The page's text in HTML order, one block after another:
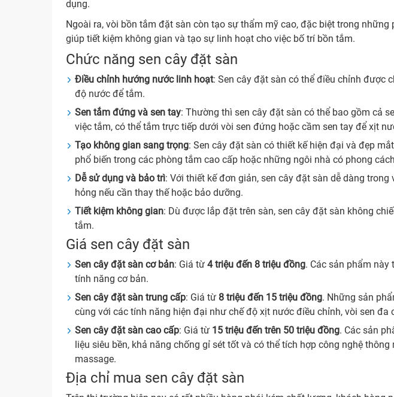
dụng.
Ngoài ra, vòi bồn tắm đặt sàn còn tạo sự thẩm mỹ cao, đặc biệt trong
giúp tiết kiệm không gian và tạo sự linh hoạt cho việc bố trí bồn tắm.
Chức năng sen cây đặt sàn
Điều chỉnh hướng nước linh hoạt: Sen cây đặt sàn có thể điều chỉnh được
độ nước để tắm.
Sen tắm đứng và sen tay: Thường thì sen cây đặt sàn có thể bao gồm cả
việc tắm, có thể tắm trực tiếp dưới vòi sen đứng hoặc cầm sen tay để xịt
Tạo không gian sang trọng: Sen cây đặt sàn có thiết kế hiện đại và đẹp
phổ biến trong các phòng tắm cao cấp hoặc những ngôi nhà có phong
Dễ sử dụng và bảo trì: Với thiết kế đơn giản, sen cây đặt sàn dễ dàng
hỏng nếu cần thay thế hoặc bảo dưỡng.
Tiết kiệm không gian: Dù được lắp đặt trên sàn, sen cây đặt sàn không
tắm.
Giá sen cây đặt sàn
Sen cây đặt sàn cơ bản: Giá từ4 triệu đến 8 triệu đồng. Các sản phẩm
tính năng cơ bản.
Sen cây đặt sàn trung cấp: Giá từ 8 triệu đến 15 triệu đồng. Những sản
cùng với các tính năng hiện đại như chế độ xịt nước điều chỉnh, vòi sen đa
Sen cây đặt sàn cao cấp: Giá từ 15 triệu đến trên 50 triệu đồng. Các sản
liệu siêu bền, khả năng chống gỉ sét tốt và có thể tích hợp công nghệ
massage.
Địa chỉ mua sen cây đặt sàn